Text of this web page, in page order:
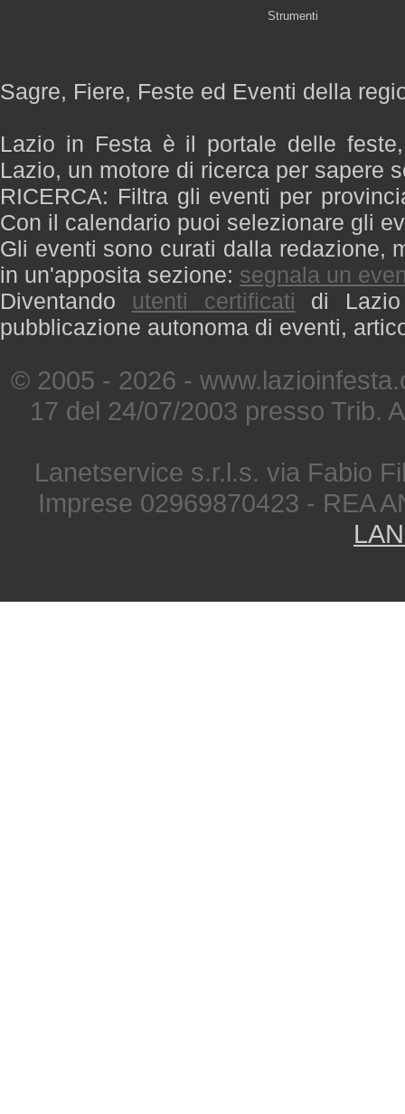
Strumenti
Sagre, Fiere, Feste ed Eventi della
Lazio in Festa è il portale delle
Lazio, un motore di ricerca per sapere
RICERCA: Filtra gli eventi per
Con il calendario puoi selezionare gli
Gli eventi sono curati dalla redazione,
in un'apposita sezione: segnala un
Diventando utenti certificati di
pubblicazione autonoma di eventi,
© 2005 - 2026 -
17 del 24/07/2003 presso Trib.
Lanetservice s.r.l.s. via Fabio
Imprese 02969870423 - REA